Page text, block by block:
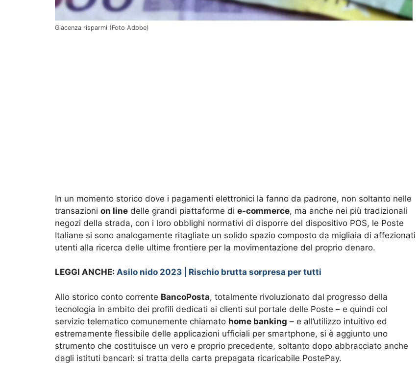
Giacenza risparmi (Foto Adobe)
In un momento storico dove i pagamenti elettronici la fanno da padrone, non soltanto nelle
transazioni on line delle grandi piattaforme di e-commerce, ma anche nei più tradizionali
negozi della strada, con i loro obblighi normativi di disporre del dispositivo POS, le Poste
Italiane si sono analogamente ritagliate un solido spazio composto da migliaia di affezionati
utenti alla ricerca delle ultime frontiere per la movimentazione del proprio denaro.
LEGGI ANCHE: Asilo nido 2023 | Rischio brutta sorpresa per tutti
Allo storico conto corrente BancoPosta, totalmente rivoluzionato dal progresso della
tecnologia in ambito dei profili dedicati ai clienti sul portale delle Poste – e quindi col
servizio telematico comunemente chiamato home banking – e all’utilizzo intuitivo ed
estremamente flessibile delle applicazioni ufficiali per smartphone, si è aggiunto uno
strumento che costituisce un vero e proprio precedente, soltanto dopo abbracciato anche
dagli istituti bancari: si tratta della carta prepagata ricaricabile PostePay.